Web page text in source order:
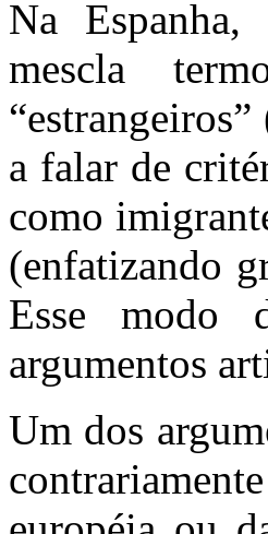
Na
mescla
a falar de
como
(enfatizando
Esse modo
argumentos
Um dos